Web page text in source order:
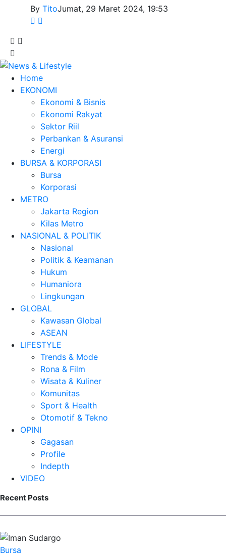
By TitoJumat, 29 Maret 2024, 19:53
Home
EKONOMI
Ekonomi & Bisnis
Ekonomi Rakyat
Sektor Riil
Perbankan & Asuransi
Energi
BURSA & KORPORASI
Bursa
Korporasi
METRO
Jakarta Region
Kilas Metro
NASIONAL & POLITIK
Nasional
Politik & Keamanan
Hukum
Humaniora
Lingkungan
GLOBAL
Kawasan Global
ASEAN
LIFESTYLE
Trends & Mode
Rona & Film
Wisata & Kuliner
Komunitas
Sport & Health
Otomotif & Tekno
OPINI
Gagasan
Profile
Indepth
VIDEO
Recent Posts
Bursa